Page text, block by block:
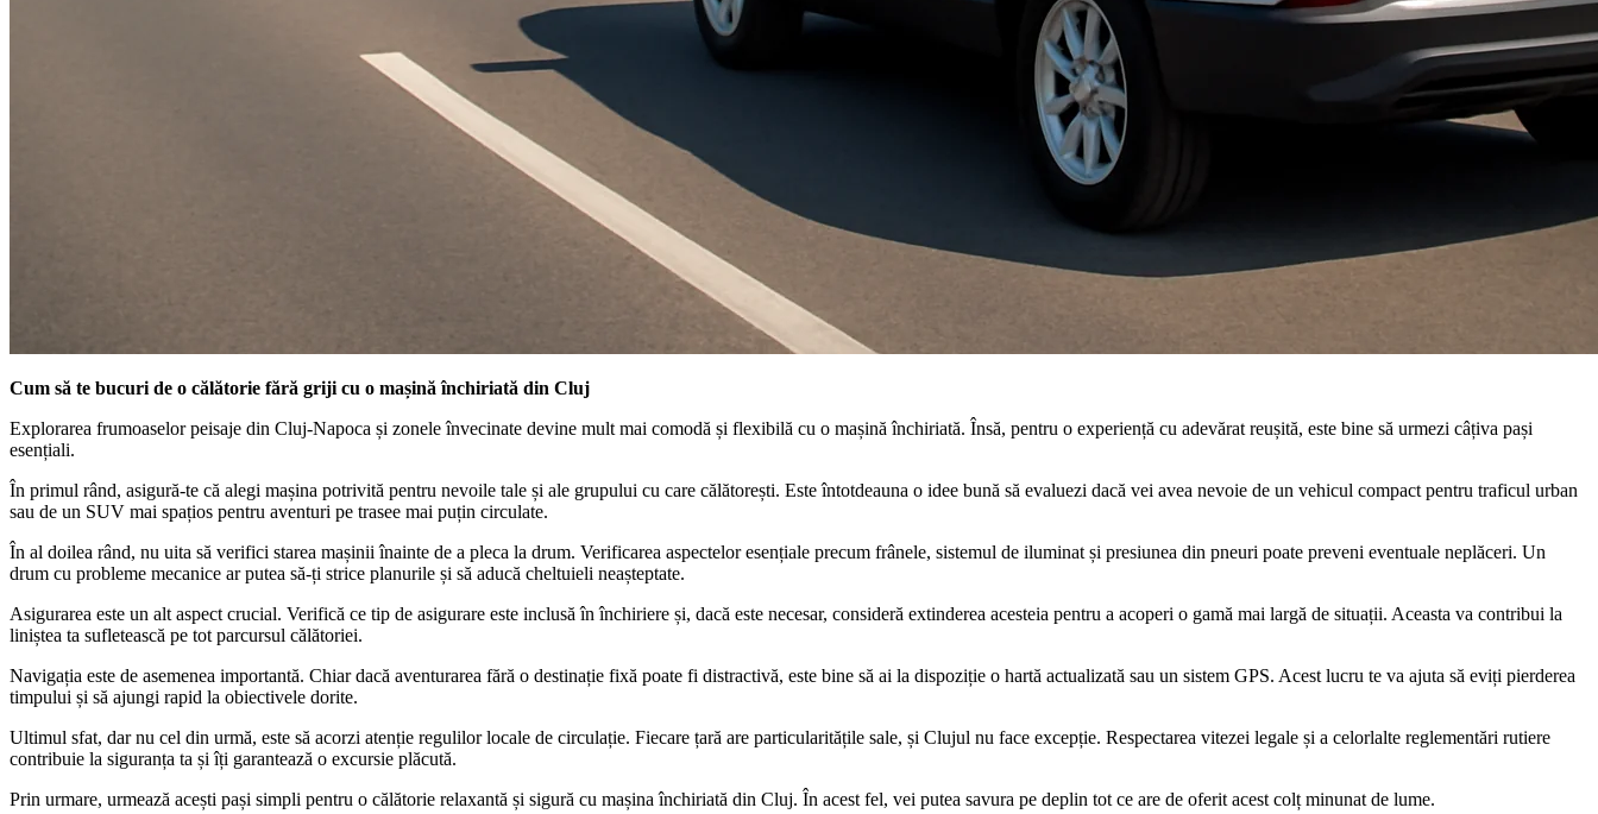
Cum să te bucuri de o călătorie fără griji cu o mașină închiriată din Cluj
Explorarea frumoaselor peisaje din Cluj-Napoca și zonele învecinate devine mult mai comodă și flexibilă cu o mașină închiriată. Însă, pentru o experiență cu adevărat reușită, este bine să urmezi câțiva pași
esențiali.
În primul rând, asigură-te că alegi mașina potrivită pentru nevoile tale și ale grupului cu care călătorești. Este întotdeauna o idee bună să evaluezi dacă vei avea nevoie de un vehicul compact pentru traficul urban
sau de un SUV mai spațios pentru aventuri pe trasee mai puțin circulate.
În al doilea rând, nu uita să verifici starea mașinii înainte de a pleca la drum. Verificarea aspectelor esențiale precum frânele, sistemul de iluminat și presiunea din pneuri poate preveni eventuale neplăceri. Un
drum cu probleme mecanice ar putea să-ți strice planurile și să aducă cheltuieli neașteptate.
Asigurarea este un alt aspect crucial. Verifică ce tip de asigurare este inclusă în închiriere și, dacă este necesar, consideră extinderea acesteia pentru a acoperi o gamă mai largă de situații. Aceasta va contribui la
liniștea ta sufletească pe tot parcursul călătoriei.
Navigația este de asemenea importantă. Chiar dacă aventurarea fără o destinație fixă poate fi distractivă, este bine să ai la dispoziție o hartă actualizată sau un sistem GPS. Acest lucru te va ajuta să eviți pierderea
timpului și să ajungi rapid la obiectivele dorite.
Ultimul sfat, dar nu cel din urmă, este să acorzi atenție regulilor locale de circulație. Fiecare țară are particularitățile sale, și Clujul nu face excepție. Respectarea vitezei legale și a celorlalte reglementări rutiere
contribuie la siguranța ta și îți garantează o excursie plăcută.
Prin urmare, urmează acești pași simpli pentru o călătorie relaxantă și sigură cu mașina închiriată din Cluj. În acest fel, vei putea savura pe deplin tot ce are de oferit acest colț minunat de lume.